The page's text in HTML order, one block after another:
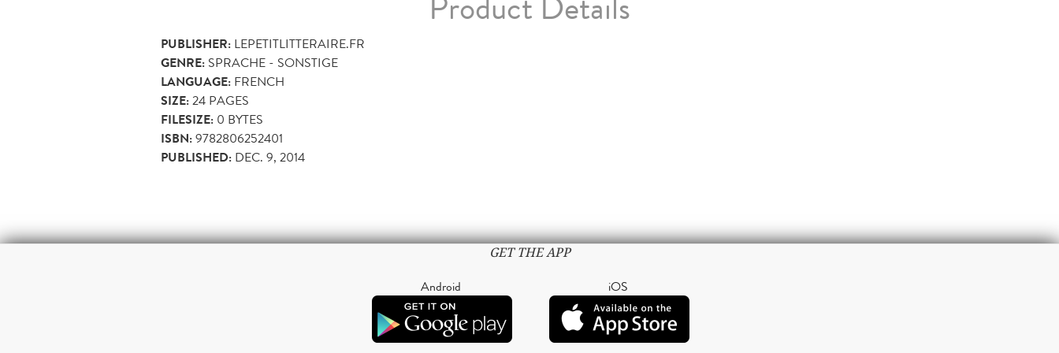
PUBLISHER: LEPETITLITTERAIRE.FR
GENRE: SPRACHE - SONSTIGE
LANGUAGE: FRENCH
SIZE:24 PAGES
FILESIZE: 0 BYTES
ISBN:9782806252401
PUBLISHED: DEC. 9, 2014
GET THE APP
Android iOS